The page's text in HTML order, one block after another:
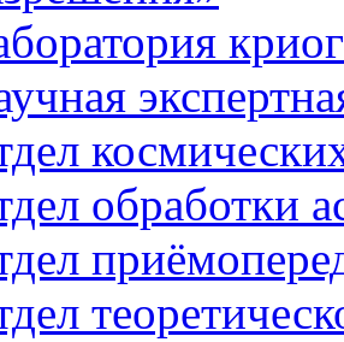
обработки